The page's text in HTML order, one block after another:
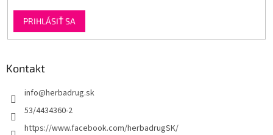
PRIHLÁSIŤ SA
Kontakt
info@herbadrug.sk
53/4434360-2
https://www.facebook.com/herbadrugSK/